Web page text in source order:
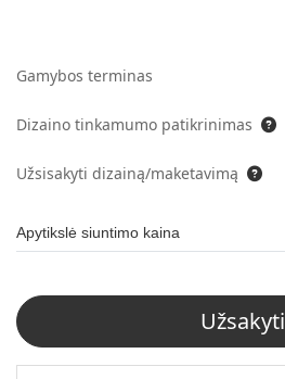
Gamybos terminas
Dizaino tinkamumo patikrinimas
Užsisakyti dizainą/maketavimą
Apytikslė siuntimo kaina
Užsakyti